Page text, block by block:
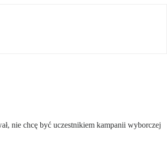
nie chcę być uczestnikiem kampanii wyborczej